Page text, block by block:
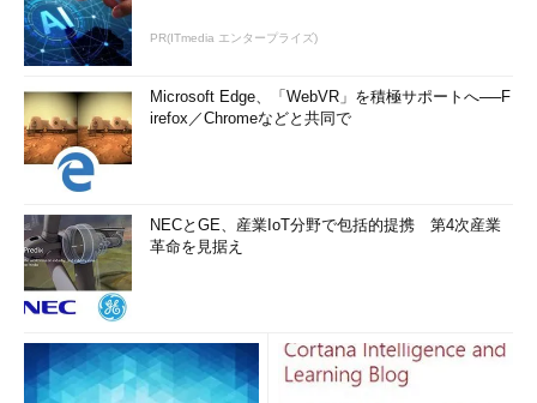
りたい？――確認するための6つの方法
Windows 10 November 2019 Updateは「累積更新プログ
激動（？）のWindows Defender史──「Windows
Defenderセキュリティセンター」が「Windowsセキュリテ
ィ」になったワケ
チの混乱
Windows 10に潜む、変な日本語
誤解しているのは中の人？ Windowsの「曜日」の話 ～そ
の2～
消えたWindows 10の「更新プログラムをいつインストール
するかを選択する」オプションの行方
PR(ITmedia エンタープライズ)
Microsoft Edge、「WebVR」を積極サポートへ──F
irefox／Chromeなどと共同で
NECとGE、産業IoT分野で包括的提携 第4次産業
革命を見据え